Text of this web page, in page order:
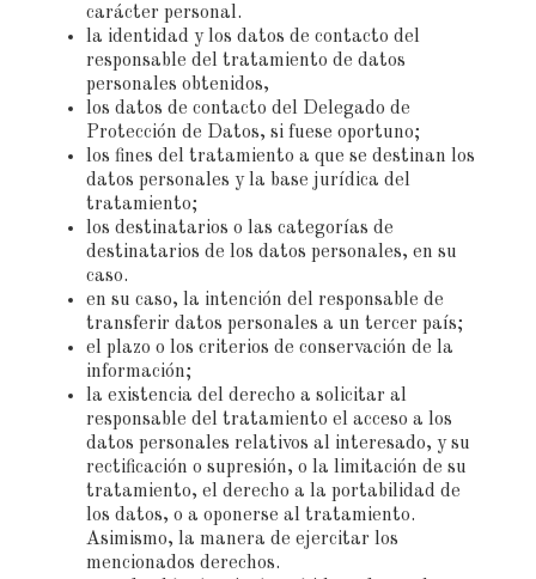
carácter personal.
la identidad y los datos de contacto del
responsable del tratamiento de datos
personales obtenidos,
los datos de contacto del Delegado de
Protección de Datos, si fuese oportuno;
los fines del tratamiento a que se destinan los
datos personales y la base jurídica del
tratamiento;
los destinatarios o las categorías de
destinatarios de los datos personales, en su
caso.
en su caso, la intención del responsable de
transferir datos personales a un tercer país;
el plazo o los criterios de conservación de la
información;
la existencia del derecho a solicitar al
responsable del tratamiento el acceso a los
datos personales relativos al interesado, y su
rectificación o supresión, o la limitación de su
tratamiento, el derecho a la portabilidad de
los datos, o a oponerse al tratamiento.
Asimismo, la manera de ejercitar los
mencionados derechos.